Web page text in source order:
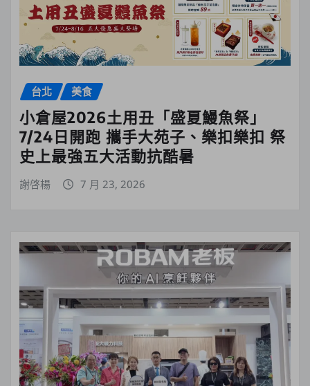
台北 美食
小倉屋2026土用丑「盛夏鰻魚祭」
7/24日開跑 攜手大苑子、樂扣樂扣 祭
史上最強五大活動抗酷暑
謝啓楊 7 月 23, 2026